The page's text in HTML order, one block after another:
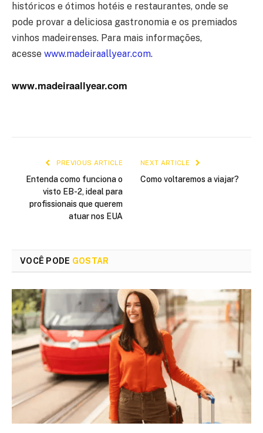
históricos e ótimos hotéis e restaurantes, onde se
pode provar a deliciosa gastronomia e os premiados
vinhos madeirenses. Para mais informações,
acesse www.madeiraallyear.com.
www.madeiraallyear.com
PREVIOUS ARTICLE
Entenda como funciona o
visto EB-2, ideal para
profissionais que querem
atuar nos EUA
NEXT ARTICLE
Como voltaremos a viajar?
VOCÊ PODE GOSTAR